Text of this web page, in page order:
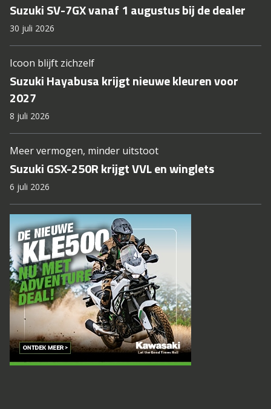
Suzuki SV-7GX vanaf 1 augustus bij de dealer
30 juli 2026
Icoon blijft zichzelf
Suzuki Hayabusa krijgt nieuwe kleuren voor
2027
8 juli 2026
Meer vermogen, minder uitstoot
Suzuki GSX-250R krijgt VVL en winglets
6 juli 2026